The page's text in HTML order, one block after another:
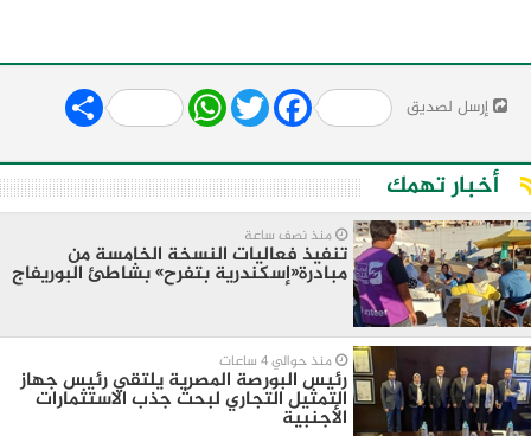
إرسل لصديق Share WhatsApp
Twitter Facebook
أخبار تهمك
منذ نصف ساعة
تنفيذ فعاليات النسخة الخامسة من
مبادرة«إسكندرية بتفرح» بشاطئ البوريفاج
منذ حوالي 4 ساعات
رئيس البورصة المصرية يلتقي رئيس جهاز
التمثيل التجاري لبحث جذب الاستثمارات
الأجنبية